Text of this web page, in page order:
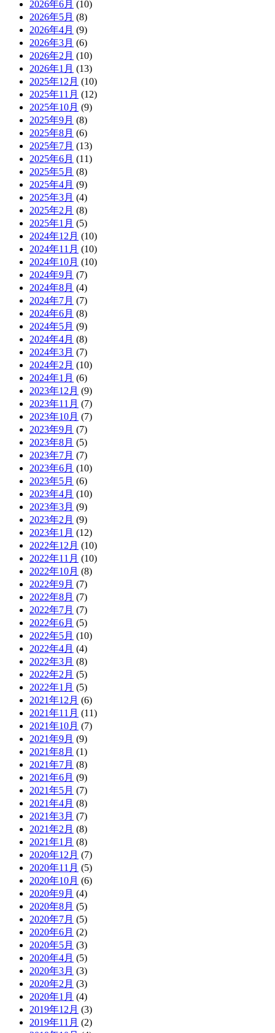
2026年6月 (10)
2026年5月 (8)
2026年4月 (9)
2026年3月 (6)
2026年2月 (10)
2026年1月 (13)
2025年12月 (10)
2025年11月 (12)
2025年10月 (9)
2025年9月 (8)
2025年8月 (6)
2025年7月 (13)
2025年6月 (11)
2025年5月 (8)
2025年4月 (9)
2025年3月 (4)
2025年2月 (8)
2025年1月 (5)
2024年12月 (10)
2024年11月 (10)
2024年10月 (10)
2024年9月 (7)
2024年8月 (4)
2024年7月 (7)
2024年6月 (8)
2024年5月 (9)
2024年4月 (8)
2024年3月 (7)
2024年2月 (10)
2024年1月 (6)
2023年12月 (9)
2023年11月 (7)
2023年10月 (7)
2023年9月 (7)
2023年8月 (5)
2023年7月 (7)
2023年6月 (10)
2023年5月 (6)
2023年4月 (10)
2023年3月 (9)
2023年2月 (9)
2023年1月 (12)
2022年12月 (10)
2022年11月 (10)
2022年10月 (8)
2022年9月 (7)
2022年8月 (7)
2022年7月 (7)
2022年6月 (5)
2022年5月 (10)
2022年4月 (4)
2022年3月 (8)
2022年2月 (5)
2022年1月 (5)
2021年12月 (6)
2021年11月 (11)
2021年10月 (7)
2021年9月 (9)
2021年8月 (1)
2021年7月 (8)
2021年6月 (9)
2021年5月 (7)
2021年4月 (8)
2021年3月 (7)
2021年2月 (8)
2021年1月 (8)
2020年12月 (7)
2020年11月 (5)
2020年10月 (6)
2020年9月 (4)
2020年8月 (5)
2020年7月 (5)
2020年6月 (2)
2020年5月 (3)
2020年4月 (5)
2020年3月 (3)
2020年2月 (3)
2020年1月 (4)
2019年12月 (3)
2019年11月 (2)